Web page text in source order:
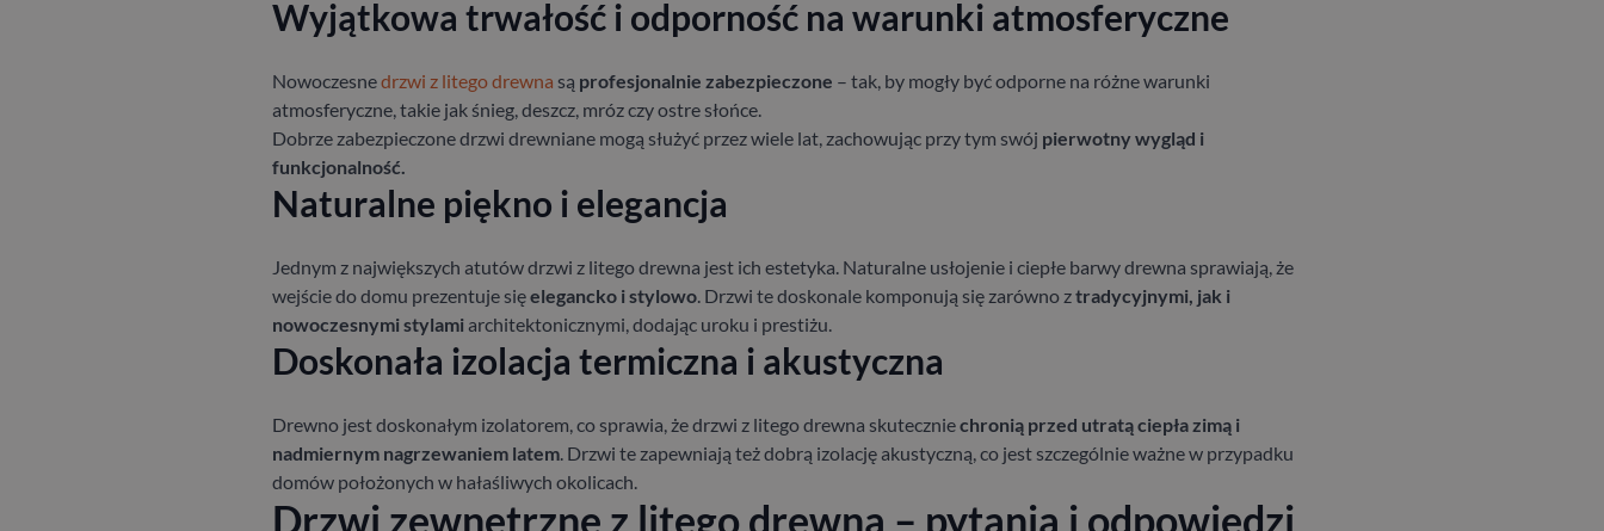
Wyjątkowa trwałość i odporność na warunki atmosferyczne
Nowoczesnedrzwi z litego drewna są profesjonalnie zabezpieczone – tak, by mogły być odporne na różne warunki
atmosferyczne, takie jak śnieg, deszcz, mróz czy ostre słońce.
Dobrze zabezpieczone drzwi drewniane mogą służyć przez wiele lat, zachowując przy tym swój pierwotny wygląd i
funkcjonalność.
Naturalne piękno i elegancja
Jednym z największych atutów drzwi z litego drewna jest ich estetyka. Naturalne usłojenie i ciepłe barwy drewna sprawiają, że
wejście do domu prezentuje sięelegancko i stylowo. Drzwi te doskonale komponują się zarówno ztradycyjnymi, jak i
nowoczesnymi stylami architektonicznymi, dodając uroku i prestiżu.
Doskonała izolacja termiczna i akustyczna
Drewno jest doskonałym izolatorem, co sprawia, że drzwi z litego drewna skuteczniechronią przed utratą ciepła zimą i
nadmiernym nagrzewaniem latem. Drzwi te zapewniają też dobrą izolację akustyczną, co jest szczególnie ważne w przypadku
domów położonych w hałaśliwych okolicach.
Drzwi zewnętrzne z litego drewna – pytania i odpowiedzi